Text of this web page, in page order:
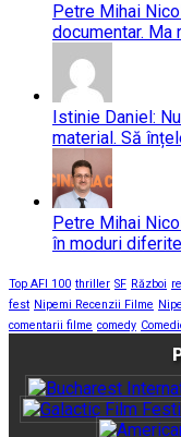
Petre Mihai
documentar. Ma
Istinie Daniel:
material. Să
Petre Mihai
în moduri
Top AFI 100 thriller SF Război
fest Nipemi Recenzii Filme
comentarii filme comedy